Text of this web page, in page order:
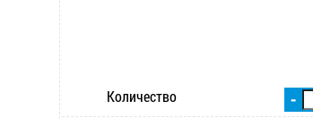
-
Количество